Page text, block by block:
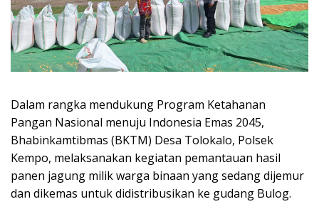
Dalam rangka mendukung Program Ketahanan
Pangan Nasional menuju Indonesia Emas 2045,
Bhabinkamtibmas (BKTM) Desa Tolokalo, Polsek
Kempo, melaksanakan kegiatan pemantauan hasil
panen jagung milik warga binaan yang sedang dijemur
dan dikemas untuk didistribusikan ke gudang Bulog.